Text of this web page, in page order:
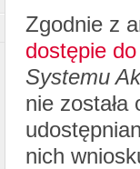
Zgodnie z
dostępie
Systemu
nie
nich